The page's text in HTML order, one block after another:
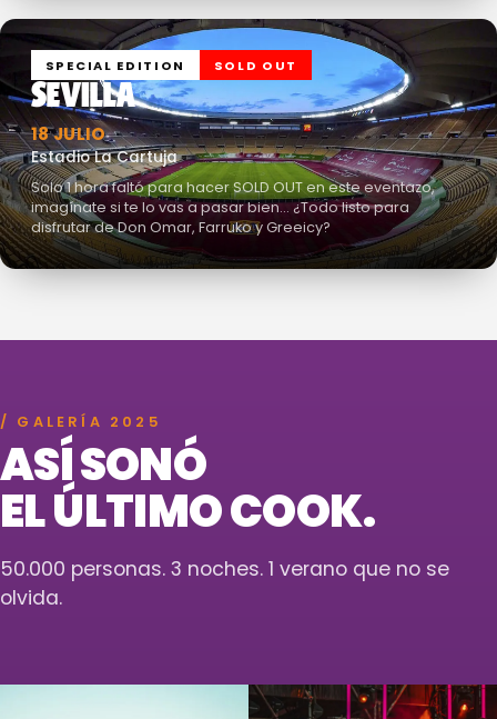
SPECIAL EDITION SOLD OUT
SEVILLA
18 JULIO
Estadio La Cartuja
Solo 1 hora faltó para hacer SOLD OUT en este eventazo,
imagínate si te lo vas a pasar bien… ¿Todo listo para
disfrutar de Don Omar, Farruko y Greeicy?
/ GALERÍA 2025
ASÍ SONÓ
EL ÚLTIMO COOK.
50.000 personas. 3 noches. 1 verano que no se
olvida.